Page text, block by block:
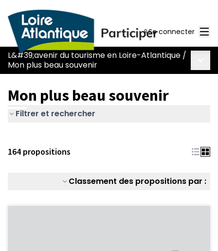
Se connecter
L&#39;avenir du tourisme en Loire-Atlantique /
Mon plus beau souvenir
Mon plus beau souvenir
Filtrer et rechercher
164 propositions
Classement des propositions par :